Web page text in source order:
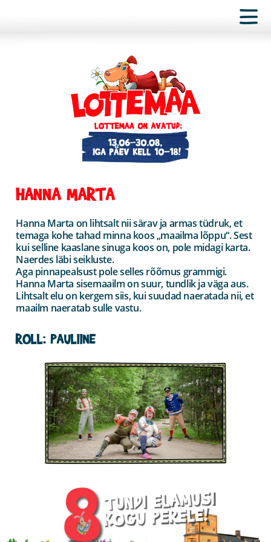
HANNA MARTA
Hanna Marta on lihtsalt nii särav ja armas tüdruk, et
temaga kohe tahad minna koos „maailma lõppu“. Sest
kui selline kaaslane sinuga koos on, pole midagi karta.
Naerdes läbi seikluste.
Aga pinnapealsust pole selles rõõmus grammigi.
Hanna Marta sisemaailm on suur, tundlik ja väga aus.
Lihtsalt elu on kergem siis, kui suudad naeratada nii, et
maailm naeratab sulle vastu.
ROLL: PAULIINE